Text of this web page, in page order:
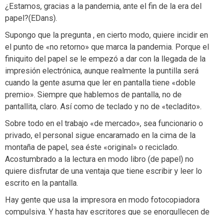
¿Estamos, gracias a la pandemia, ante el fin de la era del
papel?(EDans).
Supongo que la pregunta , en cierto modo, quiere incidir en
el punto de «no retorno» que marca la pandemia. Porque el
finiquito del papel se le empezó a dar con la llegada de la
impresión electrónica, aunque realmente la puntilla será
cuando la gente asuma que ler en pantalla tiene «doble
premio». Siempre que hablemos de pantalla, no de
pantallita, claro. Así como de teclado y no de «tecladito».
Sobre todo en el trabajo «de mercado», sea funcionario o
privado, el personal sigue encaramado en la cima de la
montaña de papel, sea éste «original» o reciclado.
Acostumbrado a la lectura en modo libro (de papel) no
quiere disfrutar de una ventaja que tiene escribir y leer lo
escrito en la pantalla.
Hay gente que usa la impresora en modo fotocopiadora
compulsiva. Y hasta hay escritores que se enorgullecen de